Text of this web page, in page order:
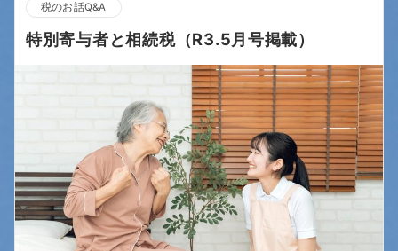
税のお話Q&A
特別寄与者と相続税（R3.5月号掲載）